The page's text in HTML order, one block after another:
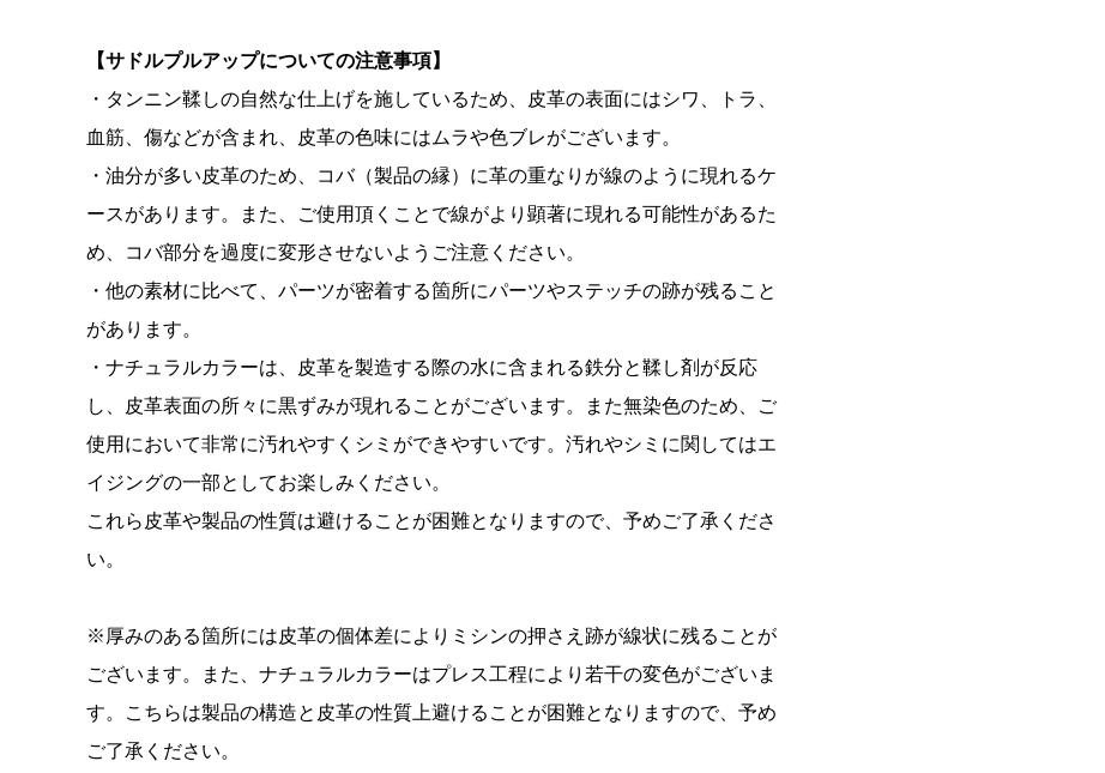
【サドルプルアップについての注意事項】
・タンニン鞣しの自然な仕上げを施しているため、皮革の表面にはシワ、トラ、
血筋、傷などが含まれ、皮革の色味にはムラや色ブレがございます。
・油分が多い皮革のため、コバ（製品の縁）に革の重なりが線のように現れるケ
ースがあります。また、ご使用頂くことで線がより顕著に現れる可能性があるた
め、コバ部分を過度に変形させないようご注意ください。
・他の素材に比べて、パーツが密着する箇所にパーツやステッチの跡が残ること
があります。
・ナチュラルカラーは、皮革を製造する際の水に含まれる鉄分と鞣し剤が反応
し、皮革表面の所々に黒ずみが現れることがございます。また無染色のため、ご
使用において非常に汚れやすくシミができやすいです。汚れやシミに関してはエ
イジングの一部としてお楽しみください。
これら皮革や製品の性質は避けることが困難となりますので、予めご了承くださ
い。
※厚みのある箇所には皮革の個体差によりミシンの押さえ跡が線状に残ることが
ございます。また、ナチュラルカラーはプレス工程により若干の変色がございま
す。こちらは製品の構造と皮革の性質上避けることが困難となりますので、予め
ご了承ください。